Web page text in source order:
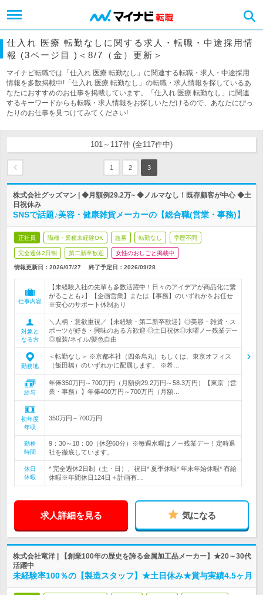
仕入れ 医療 転勤なしに関する求人・転職・中途採用情
報 (3ページ目 )＜8/7（金）更新＞
マイナビ転職では「仕入れ 医療 転勤なし」に関連する転職・求人・中途採用
情報を多数掲載中!「仕入れ 医療 転勤なし」の転職・求人情報を探しているあ
なたにおすすめのお仕事を掲載しています。「仕入れ 医療 転勤なし」に関連
するキーワードからも転職・求人情報をお探しいただけるので、あなたにぴっ
たりのお仕事を見つけてみてください!
101～117件 (全117件中)
1 2 3
株式会社グッズマン | ◆月額例29.2万~ ◆ノルマなし！既存顧客が中心 ◆土
日祝休み
SNSで話題♪美容・健康雑貨メーカーの【総合職(営業・事務)】
正社員 職種・業種未経験OK 急募 転勤なし 学歴不問
完全週休2日制 第二新卒歓迎 女性のおしごと掲載中
情報更新日：2026/07/27 終了予定日： 2026/09/28
仕事内容
【未経験入社の先輩も多数活躍中！日々のアイデアが商品化に繋
がることも♪】【企画営業】または【事務】のいずれかをお任せ
※安心のサポート体制あり
対象と
なる方
＼人柄・意欲重視／【未経験・第二新卒歓迎】◎美容・雑貨・ス
ポーツが好き・興味のある方歓迎 ◎土日祝休◎水曜ノー残業デー
◎服装/ネイル/髪色自由
勤務地
＜転勤なし＞ ※京都本社（四条烏丸）もしくは、東京オフィス
（飯田橋）のいずれかに配属します。 ※希…
給与
年俸350万円～700万円（月額例29.2万円～58.3万円）【東京（営
業・事務）】年俸400万円～700万円（月額…
初年度
年収
350万円～700万円
勤務
時間
9：30～18：00（休憩60分）※毎週水曜はノー残業デー！定時退
社を徹底しています。
休日
休暇
* 完全週休2日制（土・日）、祝日* 夏季休暇* 年末年始休暇* 有給
休暇※年間休日124日＋計画有…
求人詳細を見る 気になる
株式会社竜洋 | 【創業100年の歴史を誇る金属加工品メーカー】★20～30代
活躍中
未経験率100％の【製造スタッフ】★土日休み★賞与実績4.5ヶ月